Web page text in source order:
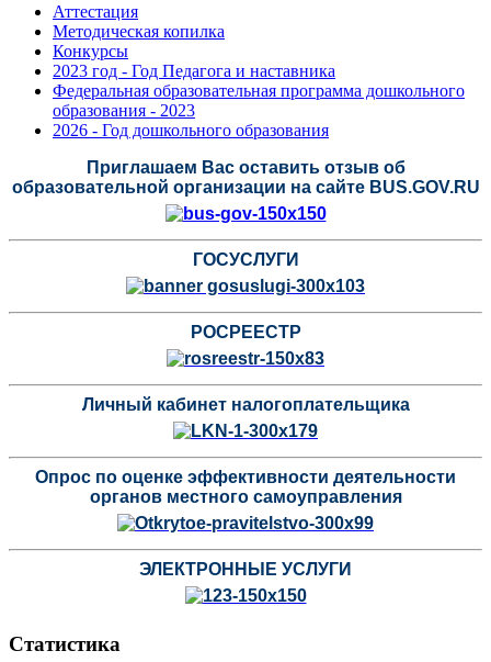
Аттестация
Методическая копилка
Конкурсы
2023 год - Год Педагога и наставника
Федеральная образовательная программа дошкольного
образования - 2023
2026 - Год дошкольного образования
Приглашаем Вас оставить отзыв об
образовательной организации на сайте BUS.GOV.RU
ГОСУСЛУГИ
РОСРЕЕСТР
Личный кабинет налогоплательщика
Опрос по оценке эффективности деятельности
органов местного самоуправления
ЭЛЕКТРОННЫЕ УСЛУГИ
Статистика